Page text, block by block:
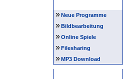
»Neue Programme
»Bildbearbeitung
»Online Spiele
»Filesharing
»MP3 Download